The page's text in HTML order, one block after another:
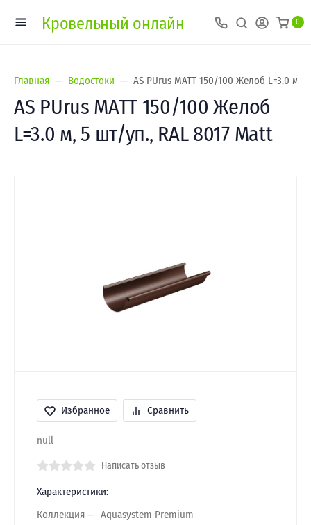
Кровельный онлайн 0
Главная Водостоки AS PUrus MATT 150/100 Желоб L=3.0 м,
AS PUrus MATT 150/100 Желоб
L=3.0 м, 5 шт/уп., RAL 8017 Matt
Избранное Сравнить
null
Написать отзыв
Характеристики:
Коллекция
Aquasystem Premium